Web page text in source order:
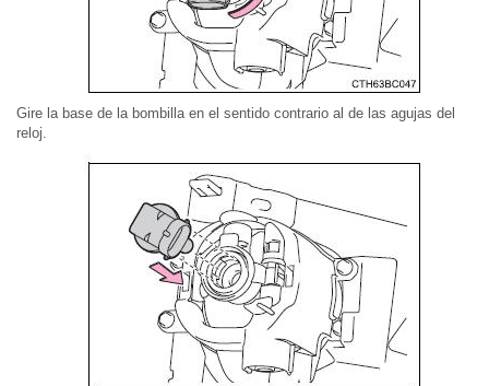
Gire la base de la bombilla en el sentido contrario al de las agujas del
reloj.